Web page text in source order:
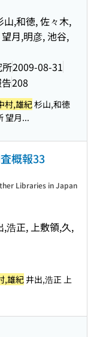
山,和徳, 佐々木,
月,明彦, 池谷,
2009-08-31
208
村,雄紀杉山,和徳
望月...
概報33
,浩正, 上敷領,久,
Libraries in Japan
,雄紀 井出,浩正 上